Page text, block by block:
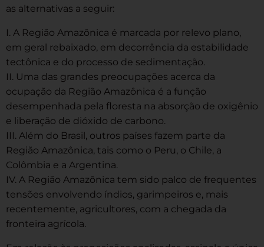
as alternativas a seguir:
I. A Região Amazônica é marcada por relevo plano,
em geral rebaixado, em decorrência da estabilidade
tectônica e do processo de sedimentação.
II. Uma das grandes preocupações acerca da
ocupação da Região Amazônica é a função
desempenhada pela floresta na absorção de oxigênio
e liberação de dióxido de carbono.
III. Além do Brasil, outros países fazem parte da
Região Amazônica, tais como o Peru, o Chile, a
Colômbia e a Argentina.
IV. A Região Amazônica tem sido palco de frequentes
tensões envolvendo índios, garimpeiros e, mais
recentemente, agricultores, com a chegada da
fronteira agrícola.